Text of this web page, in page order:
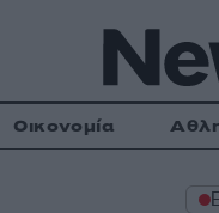
Οικονομία